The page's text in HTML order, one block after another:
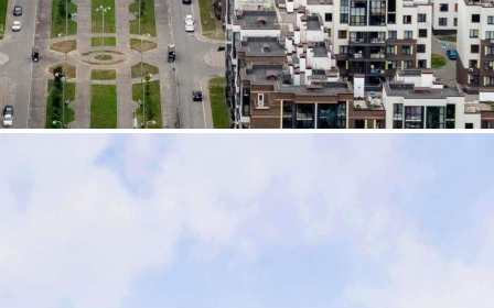
Аренда
96370 - Г. МЫТИЩИ,
ТЕНИСТЫЙ БУЛЬВАР, Д.11